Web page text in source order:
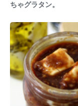
ちゃグラタン。